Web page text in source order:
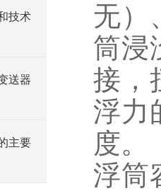
技术
送器
主要
无）
筒浸
接，
浮力
度。
浮筒